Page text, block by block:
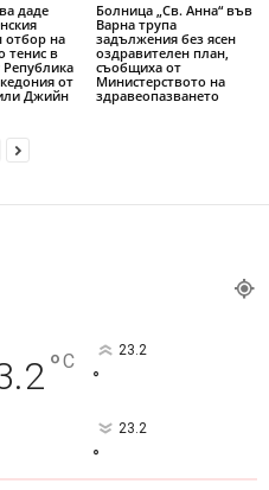
даде
отбор на
тенис в
от
Джийн
Болница „Св. Анна“ във
Варна трупа
задължения без ясен
оздравителен план,
съобщиха от
Министерството на
здравеопазването
°C 23.2
°
23.2
°